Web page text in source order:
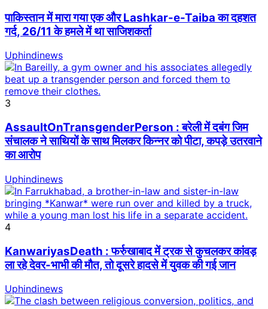
पाकिस्तान में मारा गया एक और Lashkar-e-Taiba का दहशत
गर्द, 26/11 के हमले में था साजिशकर्ता
Uphindinews
3
AssaultOnTransgenderPerson : बरेली में दबंग जिम
संचालक ने साथियों के साथ मिलकर किन्नर को पीटा, कपड़े उतरवाने
का आरोप
Uphindinews
4
KanwariyasDeath : फर्रुखाबाद में ट्रक से कुचलकर कांवड़
ला रहे देवर-भाभी की मौत, तो दूसरे हादसे में युवक की गई जान
Uphindinews